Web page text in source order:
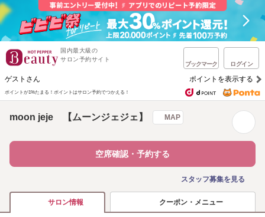
国内最大級の
サロン予約サイト
ブックマーク ログイン
ゲストさん ポイントを表示する
ポイントが1%たまる！ ポイントはサロン予約でつかえる！
moon jeje 【ムーンジェジェ】 MAP
空席確認・予約する
スタッフ募集を見る
サロン情報 クーポン・メニュー